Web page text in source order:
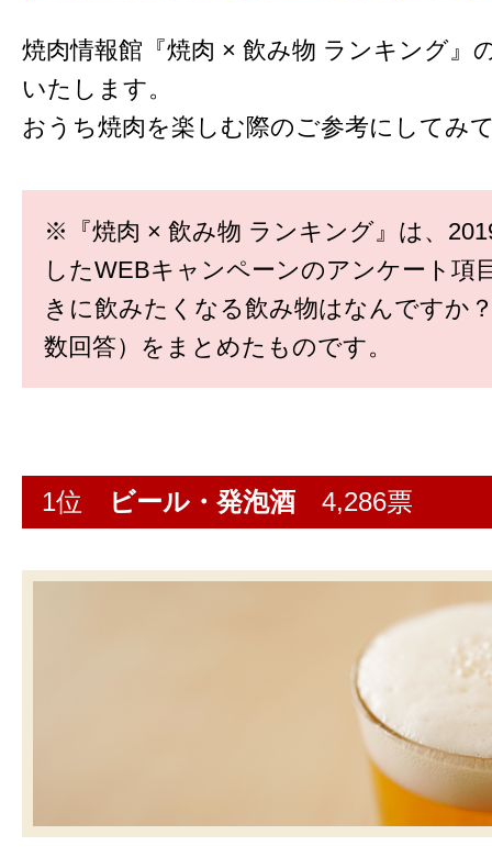
焼肉情報館『焼肉 × 飲み物 ランキング』
いたします。
おうち焼肉を楽しむ際のご参考にしてみ
※『焼肉 × 飲み物 ランキング』は、
したWEBキャンペーンのアンケート項
きに飲みたくなる飲み物はなんですか
数回答）をまとめたものです。
1位 ビール・発泡酒 4,286票